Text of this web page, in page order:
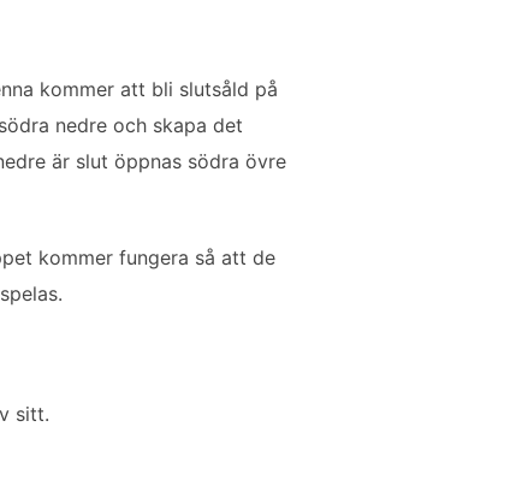
kommer att bli slutsåld på
nedre och skapa det
är slut öppnas södra övre
kommer fungera så att de
sitt.